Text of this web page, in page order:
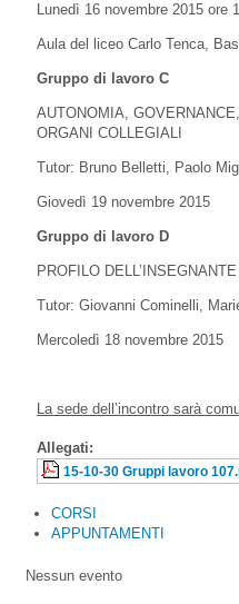
Lunedì 16 novembre 2015 ore
Aula del liceo Carlo Tenca,
Gruppo di lavoro C
AUTONOMIA,
ORGANI COLLEGIALI
Tutor: Bruno Belletti, Paolo
Giovedì 19 novembre 2015
Gruppo di lavoro D
PROFILO
Tutor: Giovanni Cominelli,
Mercoledì 18 novembre 2015
La sede dell’incontro sarà
Allegati:
15-10-30 Gruppi lavoro
CORSI
APPUNTAMENTI
Nessun evento